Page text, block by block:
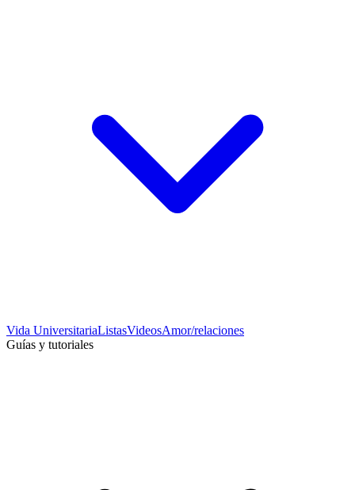
Vida UniversitariaListasVideosAmor/relaciones
Guías y tutoriales